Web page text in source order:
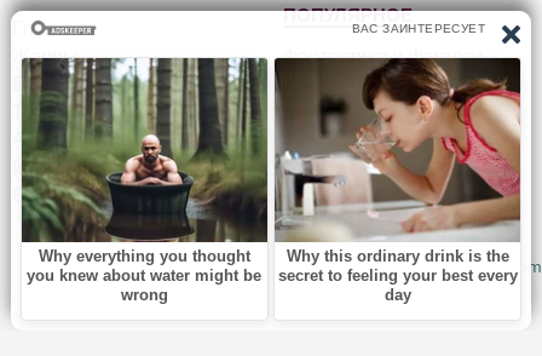
Главная
Жанры
Блог
Топ-100
Авторы
Исполнители
Обратная связь
ПОПУЛЯРНОЕ
Фантастика и фэнтези
Детективы, триллеры
Для детей
Роман, проза
Приключения
Юмор, сатира
© 2010-2026Audiobook-mp3.com